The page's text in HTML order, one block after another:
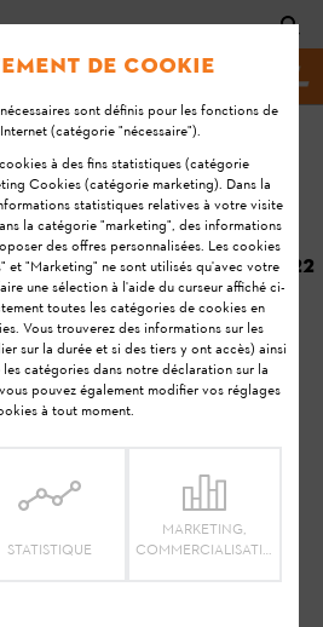
Site marchand
de ma
Dernière
mise à
jour
30/03/2022
FAQ
Utilisation
service, de le nettoyer, de le
de l'entretenir, de le réparer, de le
veuillez lire attentivement leManuel
contient des consignes de
votre produit STIHL en toute
de cookie
sont définis pour les fonctions de
(catégorie "nécessaire").
à des fins statistiques (catégorie
Cookies (catégorie marketing). Dans la
statistiques relatives à votre visite
la catégorie "marketing", des informations
des offres personnalisées. Les cookies
et "Marketing" ne sont utilisés qu'avec votre
une sélection à l'aide du curseur affiché ci-
toutes les catégories de cookies en
Vous trouverez des informations sur les
sur la durée et si des tiers y ont accès) ainsi
catégories dans notre déclaration sur la
pouvez également modifier vos réglages
à tout moment.
STATISTIQUE
MARKETING,
COMMERCIALISATION